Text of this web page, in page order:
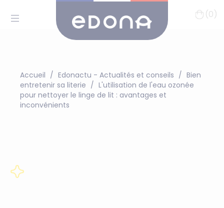
(0)
Accueil Edonactu - Actualités et conseils
Bien
entretenir sa literie
L'utilisation de l'eau ozonée
pour nettoyer le linge de lit : avantages et
inconvénients